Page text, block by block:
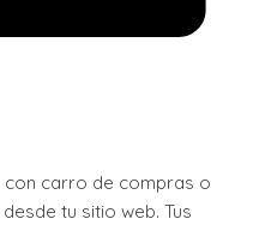
carro de compras o
tu sitio web. Tus